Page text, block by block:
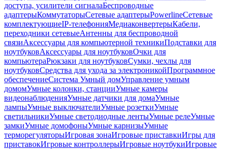
доступа, усилители сигналаБеспроводные
адаптерыКоммутаторыСетевые адаптерыPowerlineСетевые
комплектующиеIP-телефонияМедиаконвертерыКабели,
переходники сетевыеАнтенны для беспроводной
связиАксессуары для компьютерной техникиПодставки для
ноутбуковАксессуары для ноутбуковОчки для
компьютераРюкзаки для ноутбуковСумки, чехлы для
ноутбуковСредства для ухода за электроникойПрограммное
обеспечениеСистема Умный домУправление умным
домомУмные колонки, станцииУмные камеры
видеонаблюденияУмные датчики для домаУмные
лампыУмные выключателиУмные розеткиУмные
светильникиУмные светодиодные лентыУмные релеУмные
замкиУмные домофоныУмные карнизыУмные
терморегуляторыИгровая зонаИгровые приставкиИгры для
приставокИгровые контроллерыИгровые ноутбукиИгровые